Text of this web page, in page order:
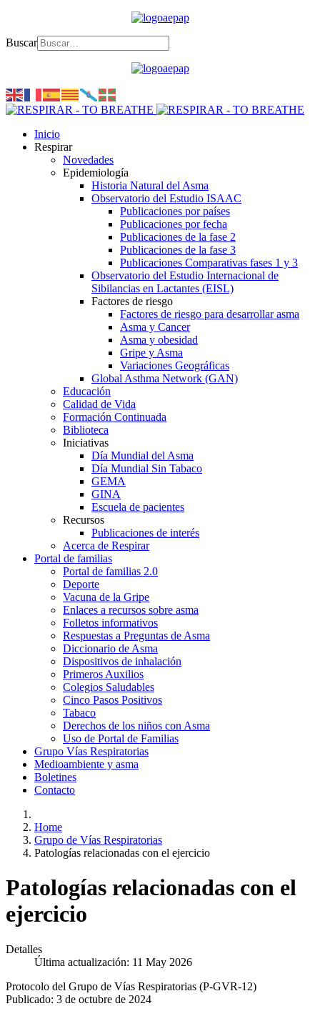
Buscar
Inicio
Respirar
Novedades
Epidemiología
Historia Natural del Asma
Observatorio del Estudio ISAAC
Publicaciones por países
Publicaciones por fecha
Publicaciones de la fase 2
Publicaciones de la fase 3
Publicaciones Comparativas fases 1 y 3
Observatorio del Estudio Internacional de
Sibilancias en Lactantes (EISL)
Factores de riesgo
Factores de riesgo para desarrollar asma
Asma y Cancer
Asma y obesidad
Gripe y Asma
Variaciones Geográficas
Global Asthma Network (GAN)
Educación
Calidad de Vida
Formación Continuada
Biblioteca
Iniciativas
Día Mundial del Asma
Día Mundial Sin Tabaco
GEMA
GINA
Escuela de pacientes
Recursos
Publicaciones de interés
Acerca de Respirar
Portal de familias
Portal de familias 2.0
Deporte
Vacuna de la Gripe
Enlaces a recursos sobre asma
Folletos informativos
Respuestas a Preguntas de Asma
Diccionario de Asma
Dispositivos de inhalación
Primeros Auxilios
Colegios Saludables
Cinco Pasos Positivos
Tabaco
Derechos de los niños con Asma
Uso de Portal de Familias
Grupo Vías Respiratorias
Medioambiente y asma
Boletines
Contacto
Home
Grupo de Vías Respiratorias
Patologías relacionadas con el ejercicio
Patologías relacionadas con el
ejercicio
Detalles
Última actualización: 11 May 2026
Protocolo del Grupo de Vías Respiratorias (P‑GVR‑12)
Publicado: 3 de octubre de 2024